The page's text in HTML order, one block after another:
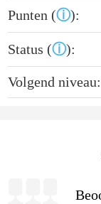
Punten (ⓘ):
Status (ⓘ):
Volgend niveau: